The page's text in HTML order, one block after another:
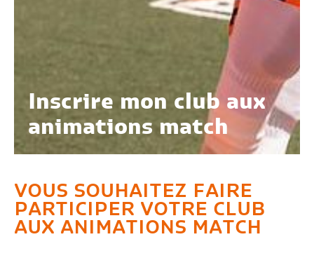
Inscrire mon club aux
animations match
VOUS SOUHAITEZ FAIRE
PARTICIPER VOTRE CLUB
AUX ANIMATIONS MATCH